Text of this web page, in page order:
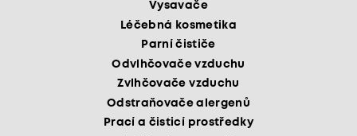
Vysavače
Léčebná kosmetika
Parní čističe
Odvlhčovače vzduchu
Zvlhčovače vzduchu
Odstraňovače alergenů
Prací a čisticí prostředky